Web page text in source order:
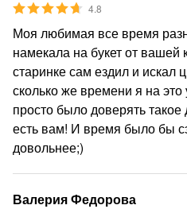
4.8
Моя любимая все время
намекала на букет от вашей
старинке сам ездил и искал
сколько же времени я на
просто было доверять
есть вам! И время было бы
довольнее;)
Валерия Федорова